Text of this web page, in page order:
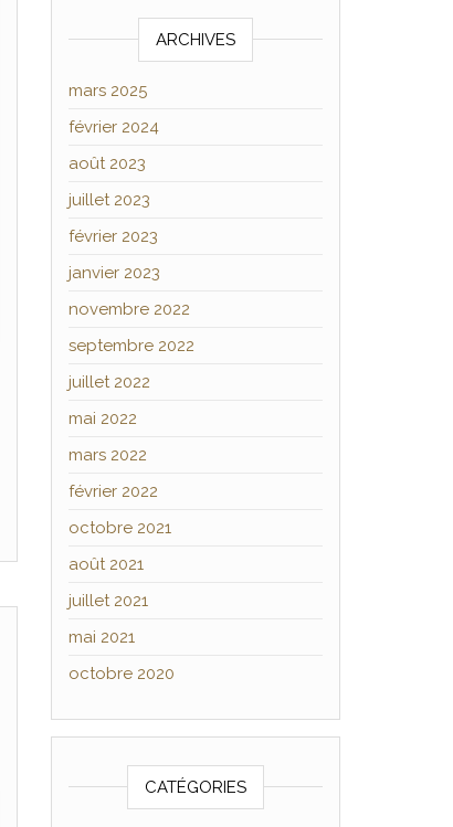
ARCHIVES
mars 2025
février 2024
août 2023
juillet 2023
février 2023
janvier 2023
novembre 2022
septembre 2022
juillet 2022
mai 2022
mars 2022
février 2022
octobre 2021
août 2021
juillet 2021
mai 2021
octobre 2020
CATÉGORIES